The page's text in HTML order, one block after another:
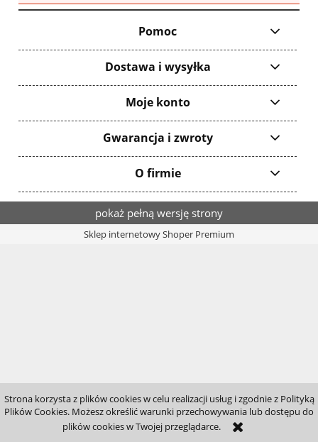
Strona korzysta z plików cookies w celu realizacji usług i zgodnie z Polityką
Plików Cookies. Możesz określić warunki przechowywania lub dostępu do
plików cookies w Twojej przeglądarce.
Pomoc
Dostawa i wysyłka
Moje konto
Gwarancja i zwroty
O firmie
pokaż pełną wersję strony
Sklep internetowy Shoper Premium